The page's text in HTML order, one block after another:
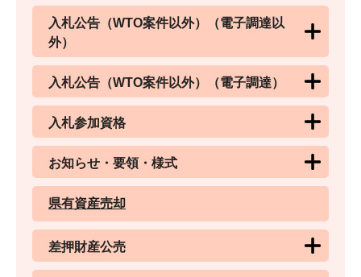
入札公告（WTO案件以外）（電子調達以
外）
入札公告（WTO案件以外）（電子調達）
入札参加資格
お知らせ・要領・様式
県有資産売却
差押財産公売